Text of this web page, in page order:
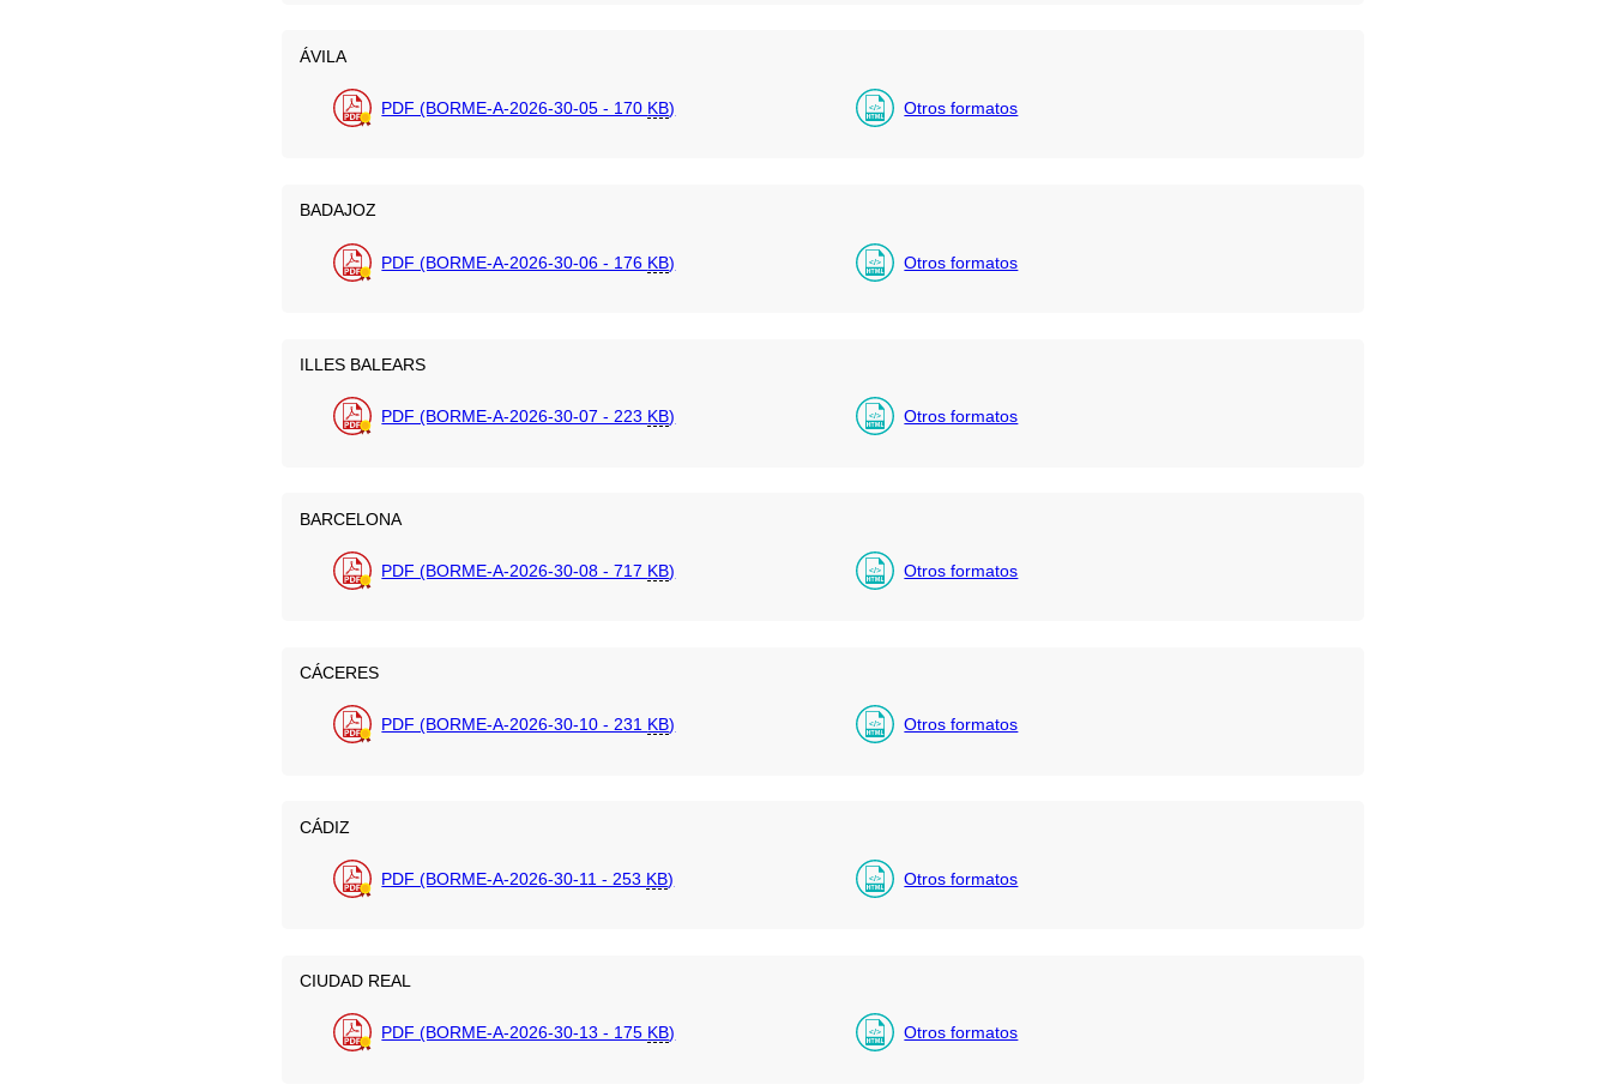
ÁVILA
PDF (BORME-A-2026-30-05 - 170 KB) Otros formatos
BADAJOZ
PDF (BORME-A-2026-30-06 - 176 KB) Otros formatos
ILLES BALEARS
PDF (BORME-A-2026-30-07 - 223 KB) Otros formatos
BARCELONA
PDF (BORME-A-2026-30-08 - 717 KB) Otros formatos
CÁCERES
PDF (BORME-A-2026-30-10 - 231 KB) Otros formatos
CÁDIZ
PDF (BORME-A-2026-30-11 - 253 KB) Otros formatos
CIUDAD REAL
PDF (BORME-A-2026-30-13 - 175 KB) Otros formatos